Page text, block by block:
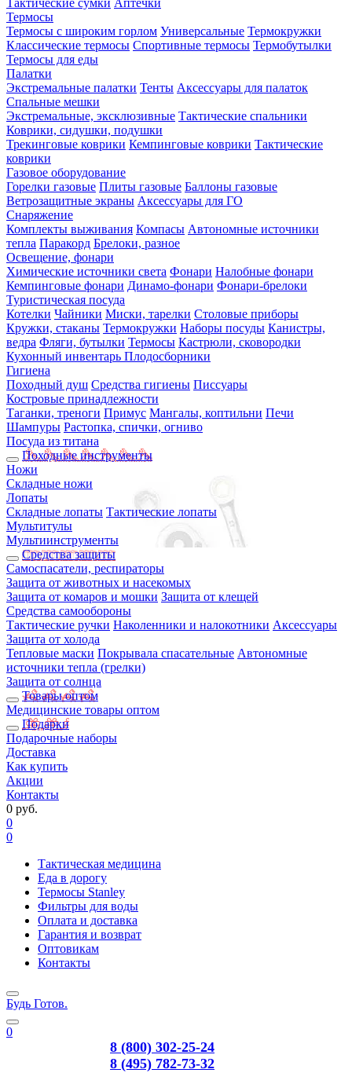
Тактические сумки Аптечки
Термосы
Термосы с широким горлом Универсальные Термокружки
Классические термосы Спортивные термосы Термобутылки
Термосы для еды
Палатки
Экстремальные палатки Тенты Аксессуары для палаток
Спальные мешки
Экстремальные, эксклюзивные Тактические спальники
Коврики, сидушки, подушки
Трекинговые коврики Кемпинговые коврики Тактические
коврики
Газовое оборудование
Горелки газовые Плиты газовые Баллоны газовые
Ветрозащитные экраны Аксессуары для ГО
Снаряжение
Комплекты выживания Компасы Автономные источники
тепла Паракорд Брелоки, разное
Освещение, фонари
Химические источники света Фонари Налобные фонари
Кемпинговые фонари Динамо-фонари Фонари-брелоки
Туристическая посуда
Котелки Чайники Миски, тарелки Столовые приборы
Кружки, стаканы Термокружки Наборы посуды Канистры,
ведра Фляги, бутылки Термосы Кастрюли, сковородки
Кухонный инвентарь Плодосборники
Гигиена
Походный душ Средства гигиены Писсуары
Костровые принадлежности
Таганки, треноги Примус Мангалы, коптильни Печи
Шампуры Растопка, спички, огниво
Посуда из титана
Походные инструменты
Ножи
Складные ножи
Лопаты
Складные лопаты Тактические лопаты
Мультитулы
Мультиинструменты
Средства защиты
Самоспасатели, респираторы
Защита от животных и насекомых
Защита от комаров и мошки Защита от клещей
Средства самообороны
Тактические ручки Наколенники и налокотники Аксессуары
Защита от холода
Тепловые маски Покрывала спасательные Автономные
источники тепла (грелки)
Защита от солнца
Товары оптом
Медицинские товары оптом
Подарки
Подарочные наборы
Доставка
Как купить
Акции
Контакты
0 руб.
0
0
Тактическая медицина
Еда в дорогу
Термосы Stanley
Фильтры для воды
Оплата и доставка
Гарантия и возврат
Оптовикам
Контакты
Будь Готов.
0
8 (800) 302-25-24
8 (495) 782-73-32